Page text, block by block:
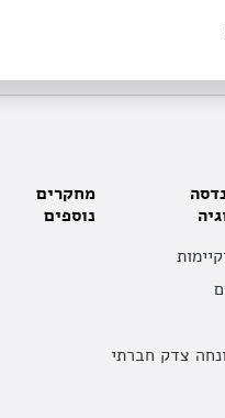
צדק חברתי
מחקרים
נוספים